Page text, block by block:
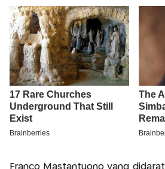
Franco Mastantuono yang